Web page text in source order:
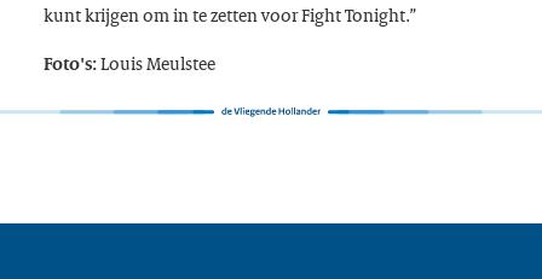
kunt krijgen om in te zetten voorFight Tonight.”
Foto's:Louis Meulstee